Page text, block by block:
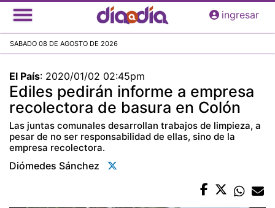
Pasar
al
principal
ingresar
SABADO 08 DE AGOSTO DE 2026
El País: 2020/01/02 02:45pm
Ediles pedirán informe a empresa
recolectora de basura en Colón
Las juntas comunales desarrollan trabajos de limpieza, a
pesar de no ser responsabilidad de ellas, sino de la
empresa recolectora.
Diómedes Sánchez